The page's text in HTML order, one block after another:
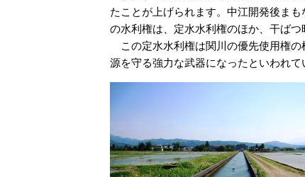
たことが上げられます。中江開発後ま
の水利権は、定水水利権のほか、干ば
この定水水利権は関川の優先使用権の
源を守る強力な武器になったといわれて